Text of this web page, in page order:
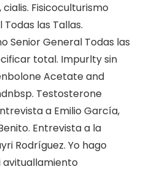
Fisicoculturismo
las Tallas.
Senior General Todas las
total. Impurlty sin
Acetate and
Testosterone
a Emilio García,
Entrevista a la
Rodríguez. Yo hago
avituallamiento